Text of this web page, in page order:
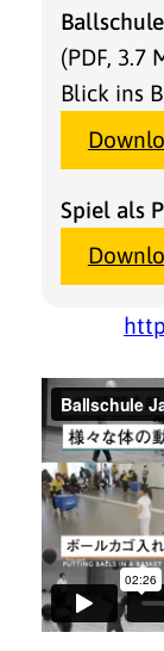
(PDF, 3.7
Blick ins
Spiel als